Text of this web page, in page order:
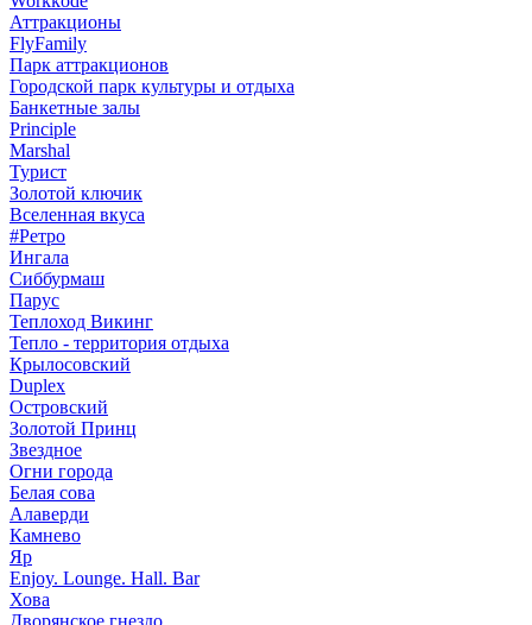
Аттракционы
FlyFamily
Парк аттракционов
Городской парк культуры и отдыха
Банкетные залы
Principle
Marshal
Турист
Золотой ключик
Вселенная вкуса
#Ретро
Ингала
Сиббурмаш
Парус
Теплоход Викинг
Тепло - территория отдыха
Крылосовский
Duplex
Островский
Золотой Принц
Звездное
Огни города
Белая сова
Алаверди
Камнево
Яр
Enjoy. Lounge. Hall. Bar
Хова
Дворянское гнездо